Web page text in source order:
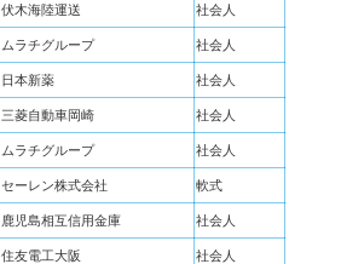
伏木海陸運送 社会人
ムラチグループ 社会人
日本新薬 社会人
三菱自動車岡崎 社会人
ムラチグループ 社会人
セーレン株式会社 軟式
鹿児島相互信用金庫 社会人
住友電工大阪 社会人